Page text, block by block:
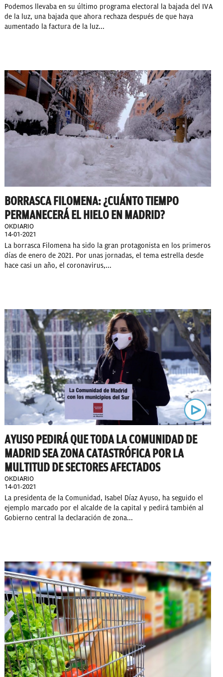
Podemos llevaba en su último programa electoral la bajada del IVA
de la luz, una bajada que ahora rechaza después de que haya
aumentado la factura de la luz...
BORRASCA FILOMENA: ¿CUÁNTO TIEMPO
PERMANECERÁ EL HIELO EN MADRID?
OKDIARIO
14-01-2021
La borrasca Filomena ha sido la gran protagonista en los primeros
días de enero de 2021. Por unas jornadas, el tema estrella desde
hace casi un año, el coronavirus,...
AYUSO PEDIRÁ QUE TODA LA COMUNIDAD DE
MADRID SEA ZONA CATASTRÓFICA POR LA
MULTITUD DE SECTORES AFECTADOS
OKDIARIO
14-01-2021
La presidenta de la Comunidad, Isabel Díaz Ayuso, ha seguido el
ejemplo marcado por el alcalde de la capital y pedirá también al
Gobierno central la declaración de zona...